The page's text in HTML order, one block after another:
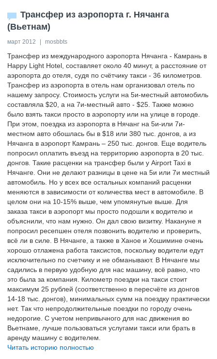
Трансфер из аэропорта г. Нячанга
(Вьетнам)
март 2012 mosbbts
Трансфер из международного аэропорта Нячанга - Камрань в
Happy Light Hotel, составляет около 40 минут, а расстояние от
аэропорта до отеля, судя по счётчику такси - 36 километров.
Трансфер из аэропорта в отель нам организовал отель по
нашему запросу. Стоимость услуги на 5и-местный автомобиль
составляла $20, а на 7и-местный авто - $25. Также можно
было взять такси просто в аэропорту или на улице в городе.
При этом, поездка из аэропорта в Нячанг на 5и-или 7и-
местном авто обошлась бы в $18 или 380 тыс. донгов, а из
Нячанга в аэропорт Камрань – 250 тыс. донгов. Еще водитель
попросил оплатить въезд на территорию аэропорта в 20 тыс.
донгов. Такие расценки на трансфер были у Airport Taxi в
Нячанге. Они не делают разницы в цене на 5и или 7и местный
автомобиль. Но у всех все остальных компаний расценки
меняются в зависимости от количества мест в автомобиле. В
целом они на 10-15% выше, чем упомянутые выше. Для
заказа такси в аэропорт мы просто подошли к водителю и
объяснили, что нам нужно. Он дал свою визитку. Накануне я
попросил ресепшен отеля позвонить водителю и проверить,
всё ли в силе. В Нячанге, а также в Ханое и Хошимине очень
хорошо отлажена работа таксистов, поскольку водители едут
исключительно по счетчику и не обманывают. В Нячанге мы
садились в первую удобную для нас машину, всё равно, что
это была за компания. Километр поездки на такси стоит
максимум 25 рублей (соответственно в пересчёте из донгов
14-18 тыс. донгов), минимальных сумм на поездку практически
нет. Так что непродолжительные поездки по городу очень
недорогие. С учетом непривычного для нас движения во
Вьетнаме, лучше пользоваться услугами такси или брать в
аренду машину с водителем.
Читать историю полностью